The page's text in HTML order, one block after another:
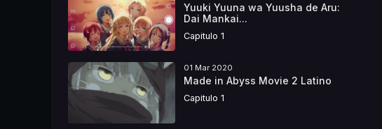
Yuuki Yuuna wa Yuusha de Aru:
Dai Mankai...
Capitulo 1
01 Mar 2020
Made in Abyss Movie 2 Latino
Capitulo 1